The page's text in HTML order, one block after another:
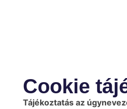
Cookie
Tájékoztatás az